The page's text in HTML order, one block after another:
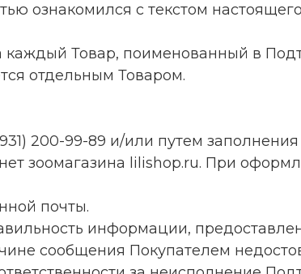
ознакомился с текстом
каждый Товар, поименованный в
отдельным Товаром.
200-99-89 и/или путем
зоомагазина lilishop.ru. При
почты.
информации,
сообщения Покупателем